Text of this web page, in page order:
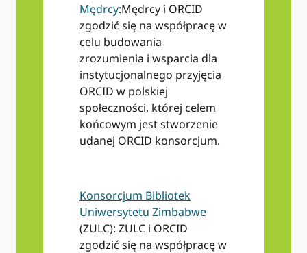
Mędrcy:Mędrcy i ORCID
zgodzić się na współpracę w
celu budowania
zrozumienia i wsparcia dla
instytucjonalnego przyjęcia
ORCID w polskiej
społeczności, której celem
końcowym jest stworzenie
udanej ORCID konsorcjum.
Konsorcjum Bibliotek
Uniwersytetu Zimbabwe
(ZULC): ZULC i ORCID
zgodzić się na współpracę w